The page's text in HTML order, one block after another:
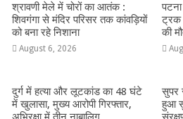
श्रावणी मेले में चोरों का आतंक :
शिवगंगा से मंदिर परिसर तक कांवड़ियों
को बना रहे निशाना
August 6, 2026
ट्रक
की
दुर्ग में हत्या और लूटकांड का 48 घंटे
में खुलासा, मुख्य आरोपी गिरफ्तार,
सुपर
हुआ